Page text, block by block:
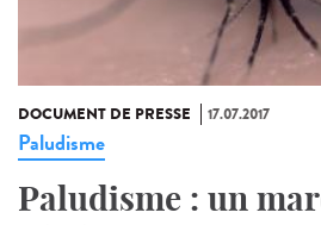
DOCUMENT DE PRESSE 17.07.2017
Paludisme
Paludisme : un